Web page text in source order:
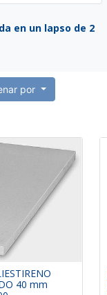
en un lapso de 2
por
40 mm